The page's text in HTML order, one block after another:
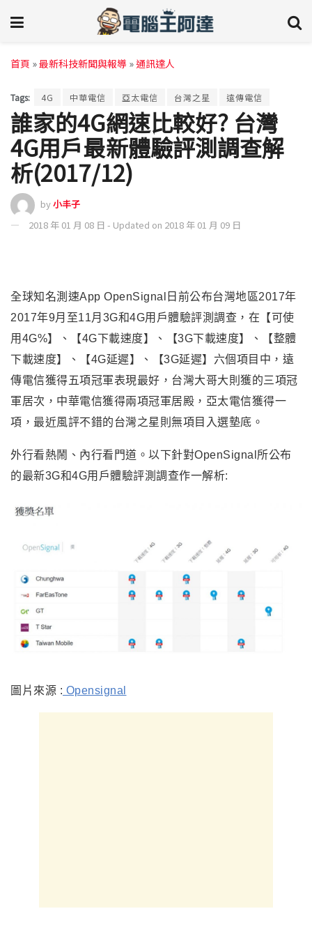
首頁 »最新科技新聞與報導 »通訊達人
Tags: 4G 中華電信 亞太電信 台灣之星 遠傳電信
誰家的4G網速比較好? 台灣
4G用戶最新體驗評測調查解
析(2017/12)
by小丰子
2018 年 01 月 08 日 - Updated on 2018 年 01 月 09 日
全球知名測速App OpenSignal日前公布台灣地區2017年
2017年9月至11月3G和4G用戶體驗評測調查，在【可使
用4G%】、【4G下載速度】、【3G下載速度】、【整體
下載速度】、【4G延遲】、【3G延遲】六個項目中，遠
傳電信獲得五項冠軍表現最好，台灣大哥大則獲的三項冠
軍居次，中華電信獲得兩項冠軍居殿，亞太電信獲得一
項，最近風評不錯的台灣之星則無項目入選墊底。
外行看熱鬧、內行看門道。以下針對OpenSignal所公布
的最新3G和4G用戶體驗評測調查作一解析:
圖片來源 : Opensignal